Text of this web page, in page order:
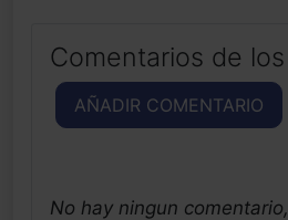
Comentarios de
AÑADIR COMENTARIO
No hay ningun